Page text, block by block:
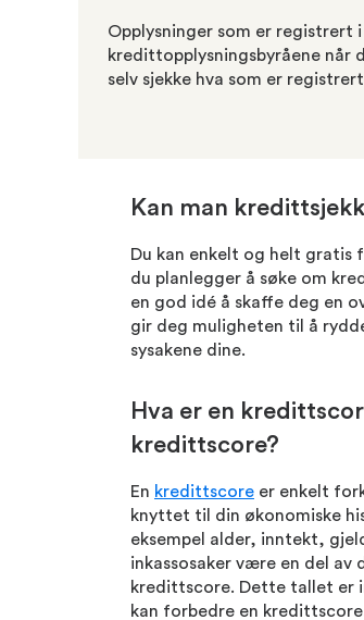
Opplysninger som er registrert i
kredittopplysningsbyråene når
selv sjekke hva som er
Kan man
Du kan enkelt og helt gratis
du planlegger å søke om
en god idé å skaffe deg en
gir deg muligheten til å
sysakene dine.
Hva er en
kredittscore?
En kredittscore er enkelt
knyttet til din økonomiske
eksempel alder, inntekt,
inkassosaker være en del av
kredittscore. Dette tallet er
kan forbedre en